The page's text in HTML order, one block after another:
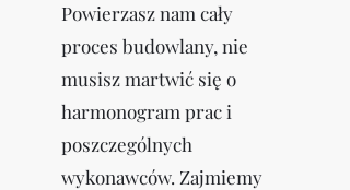
Powierzasz nam cały
proces budowlany, nie
musisz martwić się o
harmonogram prac i
poszczególnych
wykonawców. Zajmiemy